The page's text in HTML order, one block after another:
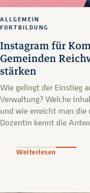
Instagram für
Gemeinden
stärken
ALLGEMEIN
FORTBILDUNG
Wie gelingt der Einstieg
Verwaltung? Welche
und wie erreicht man die
Dozentin kennt die
Weiterlesen